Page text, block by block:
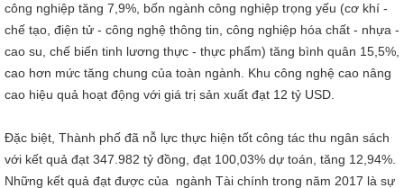
công nghiệp tăng 7,9%, bốn ngành công nghiệp trọng yếu (cơ khí -
chế tạo, điện tử - công nghệ thông tin, công nghiệp hóa chất - nhựa -
cao su, chế biến tinh lương thực - thực phẩm) tăng bình quân 15,5%,
cao hơn mức tăng chung của toàn ngành. Khu công nghệ cao nâng
cao hiệu quả hoạt động với giá trị sản xuất đạt 12 tỷ USD.
Đặc biệt, Thành phố đã nỗ lực thực hiện tốt công tác thu ngân sách
với kết quả đạt 347.982 tỷ đồng, đạt 100,03% dự toán, tăng 12,94%.
Những kết quả đạt được của ngành Tài chính trong năm 2017 là sự